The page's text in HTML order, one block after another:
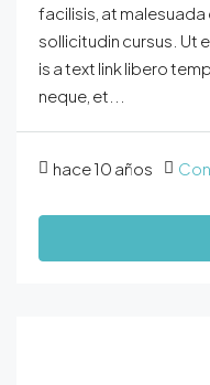
facilisis, at
sollicitudin cursus. Ut
is a text link libero
neque, et...
hace 10 años